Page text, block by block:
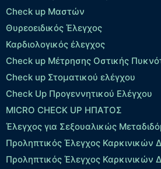
Check up Μαστών
Θυρεοειδικός Έλεγχος
Καρδιολογικός έλεγχος
Check up Mέτρησης Οστικής
Check up Στοματικού ελέγχου
Check Up Προγεννητικού Ελέγχου
MICRO CHECK UP HΠΑΤΟΣ
Έλεγχος για Σεξουαλικώς
Προληπτικός Έλεγχος Καρκινικών
Προληπτικός Έλεγχος Καρκινικών